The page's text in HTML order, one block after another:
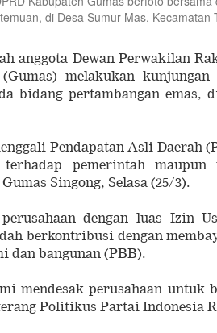
di Desa Sumur Mas, Kecamatan
anggota Dewan Perwakilan
melakukan
bidang pertambangan emas,
Pendapatan Asli Daerah
pemerintah maupun
Singong, Selasa (25/3).
dengan luas Izin
berkontribusi dengan
dan bangunan (PBB).
mendesak perusahaan untuk
Politikus Partai Indonesia